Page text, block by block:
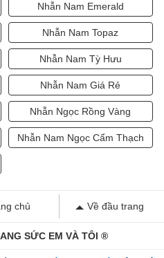
Nhẫn Nam Emerald
Nhẫn Nam Topaz
Nhẫn Nam Tỳ Hưu
Nhẫn Nam Giá Rẻ
Nhẫn Ngọc Rồng Vàng
Nhẫn Nam Ngọc Cẩm Thạch
chủ Về đầu trang
SỨC EM VÀ TÔI ®